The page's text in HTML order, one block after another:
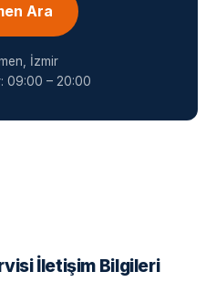
Ara
İzmir
09:00 – 20:00
İletişim Bilgileri